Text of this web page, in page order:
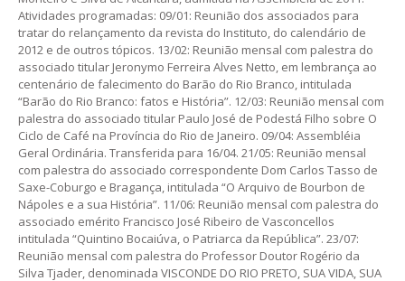
Atividades programadas: 09/01: Reunião dos associados para
tratar do relançamento da revista do Instituto, do calendário de
2012 e de outros tópicos. 13/02: Reunião mensal com palestra do
associado titular Jeronymo Ferreira Alves Netto, em lembrança ao
centenário de falecimento do Barão do Rio Branco, intitulada
“Barão do Rio Branco: fatos e História”. 12/03: Reunião mensal com
palestra do associado titular Paulo José de Podestá Filho sobre O
Ciclo de Café na Província do Rio de Janeiro. 09/04: Assembléia
Geral Ordinária. Transferida para 16/04. 21/05: Reunião mensal
com palestra do associado correspondente Dom Carlos Tasso de
Saxe-Coburgo e Bragança, intitulada “O Arquivo de Bourbon de
Nápoles e a sua História”. 11/06: Reunião mensal com palestra do
associado emérito Francisco José Ribeiro de Vasconcellos
intitulada “Quintino Bocaiúva, o Patriarca da República”. 23/07:
Reunião mensal com palestra do Professor Doutor Rogério da
Silva Tjader, denominada VISCONDE DO RIO PRETO, SUA VIDA, SUA